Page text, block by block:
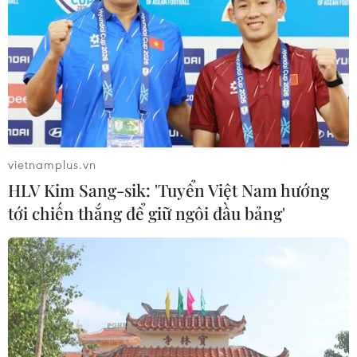
Hơn 1 tỷ USD chảy vào thị trường giúp VN-
Index lập đỉnh mới
28/07/2025 05:56
Kết thúc phiên sáng 28/7, VN-Index tăng 18,93 điểm
(+1,24%) lên 1.550,06 điểm; HNX-Index cũng tăng mạnh
vietnamplus.vn
HLV Kim Sang-sik: 'Tuyển Việt Nam hướng
tới chiến thắng để giữ ngôi đầu bảng'